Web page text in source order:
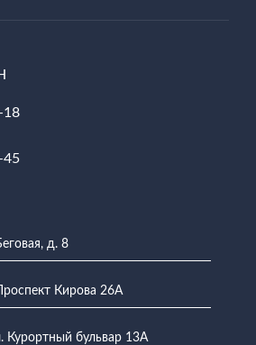
18
45
д. 8
Кирова 26А
Курортный бульвар 13А